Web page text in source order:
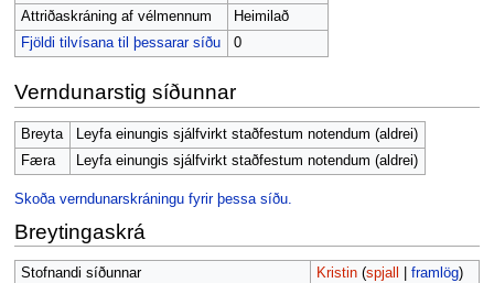
Attriðaskráning af vélmennum
Heimilað
Fjöldi tilvísana til þessarar síðu
0
Verndunarstig síðunnar
Breyta
Leyfa einungis sjálfvirkt staðfestum notendum (aldrei)
Færa
Leyfa einungis sjálfvirkt staðfestum notendum (aldrei)
Skoða verndunarskráningu fyrir þessa síðu.
Breytingaskrá
Stofnandi síðunnar Kristin (spjall framlög)